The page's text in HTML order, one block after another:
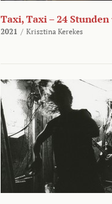
Taxi, Taxi – 24
2021 / Krisztina Kerekes